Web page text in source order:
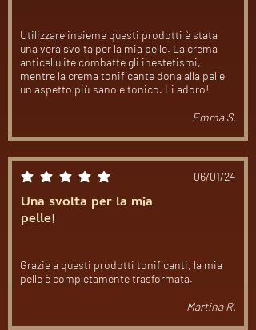
Utilizzare insieme questi prodotti è stata
una vera svolta per la mia pelle. La crema
anticellulite combatte gli inestetismi,
mentre la crema tonificante dona alla pelle
un aspetto più sano e tonico. Li adoro!
Emma S.
la valutazione media è 5 su 5 06/01/24
Una svolta per la mia
pelle!
Grazie a questi prodotti tonificanti, la mia
pelle è completamente trasformata.
Martina R.